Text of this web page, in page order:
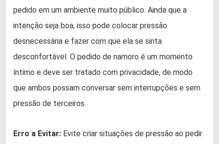
pedido em um ambiente muito público. Ainda que a
intenção seja boa, isso pode colocar pressão
desnecessária e fazer com que ela se sinta
desconfortável. O pedido de namoro é um momento
íntimo e deve ser tratado com privacidade, de modo
que ambos possam conversar sem interrupções e sem
pressão de terceiros.
Erro a Evitar: Evite criar situações de pressão ao pedir